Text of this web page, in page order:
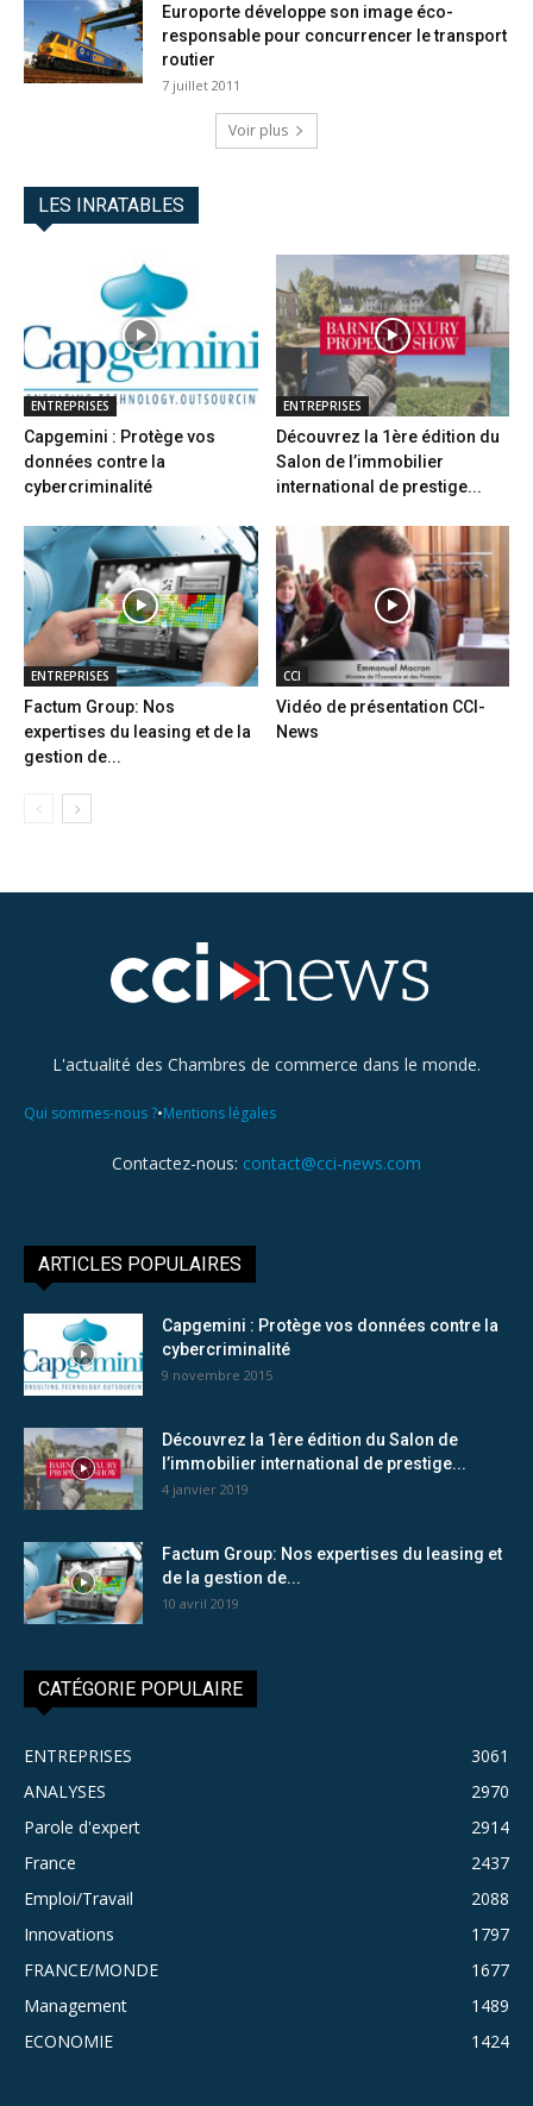
Europorte développe son image éco-
responsable pour concurrencer le transport
routier
7 juillet 2011
Voir plus
LES INRATABLES
ENTREPRISES
Capgemini : Protège vos
données contre la
cybercriminalité
ENTREPRISES
Découvrez la 1ère édition du
Salon de l’immobilier
international de prestige...
ENTREPRISES
Factum Group: Nos
expertises du leasing et de la
gestion de...
CCI
Vidéo de présentation CCI-
News
L'actualité des Chambres de commerce dans le monde.
Qui sommes-nous ?•Mentions légales
Contactez-nous: contact@cci-news.com
ARTICLES POPULAIRES
Capgemini : Protège vos données contre la
cybercriminalité
9 novembre 2015
Découvrez la 1ère édition du Salon de
l’immobilier international de prestige...
4 janvier 2019
Factum Group: Nos expertises du leasing et
de la gestion de...
10 avril 2019
CATÉGORIE POPULAIRE
ENTREPRISES
3061
ANALYSES
2970
Parole d'expert
2914
France
2437
Emploi/Travail
2088
Innovations
1797
FRANCE/MONDE
1677
Management
1489
ECONOMIE
1424